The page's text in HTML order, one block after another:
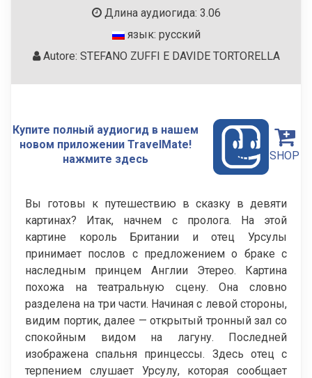
Длина аудиогида: 3.06
язык: русский
Autore: STEFANO ZUFFI E DAVIDE TORTORELLA
Купите полный аудиогид в нашем
новом приложении TravelMate!
нажмите здесь
SHOP
Вы готовы к путешествию в сказку в девяти
картинах? Итак, начнем с пролога. На этой
картине король Британии и отец Урсулы
принимает послов с предложением о браке с
наследным принцем Англии Этерео. Картина
похожа на театральную сцену. Она словно
разделена на три части. Начиная с левой стороны,
видим портик, далее — открытый тронный зал со
спокойным видом на лагуну. Последней
изображена спальня принцессы. Здесь отец с
терпением слушает Урсулу, которая сообщает